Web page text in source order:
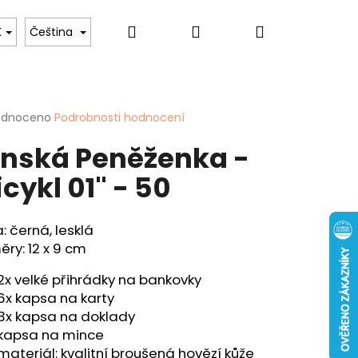
Pro ženy Hobby & Záliby
Čeština Hledat PřihlášeníNákupní
Podrobnosti hodnocení
Peněženka -
01" - 50
černá, lesklá
12 x 9 cm
velké přihrádky na bankovky
kapsa na karty
kapsa na doklady
na mince
kvalitní broušená hovězí kůže